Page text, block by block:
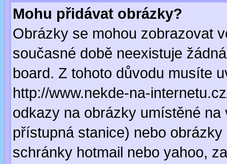
Mohu přidávat obrázky?
Obrázky se mohou zobrazovat
současné době neexistuje
board. Z tohoto důvodu musíte
http://www.nekde-na-
odkazy na obrázky umístěné
přístupná stanice) nebo
schránky hotmail nebo yahoo,